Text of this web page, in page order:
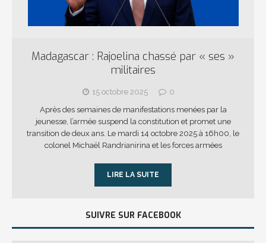
Madagascar : Rajoelina chassé par « ses »
militaires
15 octobre 2025
0
Après des semaines de manifestations menées par la
jeunesse, l’armée suspend la constitution et promet une
transition de deux ans. Le mardi 14 octobre 2025 à 16h00, le
colonel Michaël Randrianirina et les forces armées
LIRE LA SUITE
SUIVRE SUR FACEBOOK